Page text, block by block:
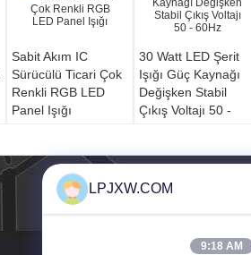
Sabit Akım IC
Sürücülü Ticari Çok
Renkli RGB LED
Panel Işığı
30 Watt LED Şerit
Işığı Güç Kaynağı
Değişken Stabil
Çıkış Voltajı 50 -
LPJXW.COM
9:18 AM